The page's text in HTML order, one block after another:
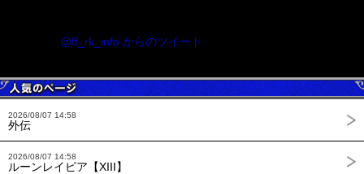
@ff_rk_info からのツイート
2026/08/07 14:58
外伝
2026/08/07 14:58
ルーンレイピア【XIII】